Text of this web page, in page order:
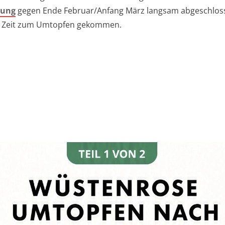
gegen Ende Februar/Anfang März langsam
zum Umtopfen gekommen.